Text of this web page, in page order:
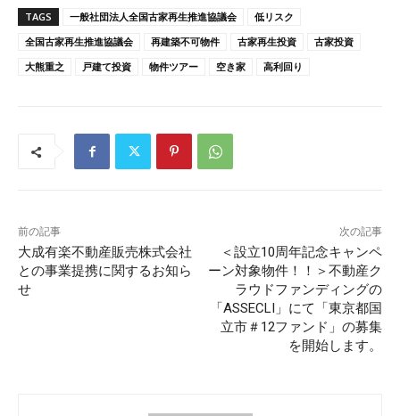
TAGS 一般社団法人全国古家再生推進協議会
低リスク
全国古家再生推進協議会
再建築不可物件 古家再生投資
古家投資
大熊重之
戸建て投資 物件ツアー 空き家 高利回り
前の記事
大成有楽不動産販売株式会社
との事業提携に関するお知ら
せ
次の記事
＜設立10周年記念キャンペ
ーン対象物件！！＞不動産ク
ラウドファンディングの
「ASSECLI」にて「東京都国
立市＃12ファンド」の募集
を開始します。